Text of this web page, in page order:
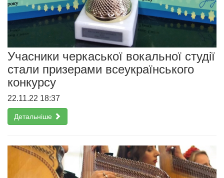
Учасники черкаської вокальної студії
стали призерами всеукраїнського
конкурсу
22.11.22 18:37
Детальніше